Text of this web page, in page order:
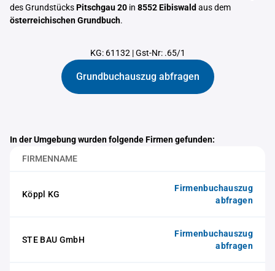
des GrundstücksPitschgau 20 in 8552 Eibiswald aus dem
österreichischen Grundbuch.
KG: 61132 |Gst-Nr: .65/1
Grundbuchauszug abfragen
In der Umgebung wurden folgende Firmen gefunden:
FIRMENNAME
Köppl KG
Firmenbuchauszug
abfragen
STE BAU GmbH
Firmenbuchauszug
abfragen